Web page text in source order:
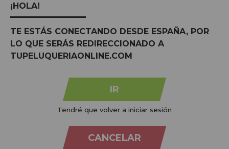
produtos para cabeleireiro e beleza, oferecendo uma vasta
gama ao seu alcance económico e profissional. Temos preços
competitivos e estamos sempre à sua disposição.
Atendimento ao cliente
De segunda a quinta-feira, das 09:00 às 14:00.
¡HOLA!
TE ESTÁS CONECTANDO DESDE ESPAÑA, POR
LO QUE SERÁS REDIRECCIONADO A
TUPELUQUERIAONLINE.COM
IR
Tendré que volver a iniciar sesión
CANCELAR